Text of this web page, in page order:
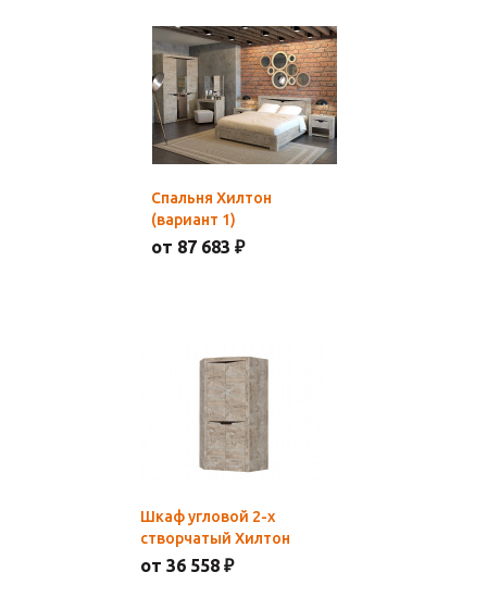
Спальня Хилтон
(вариант 1)
от 87 683 ₽
Шкаф угловой 2-х
створчатый Хилтон
от 36 558 ₽